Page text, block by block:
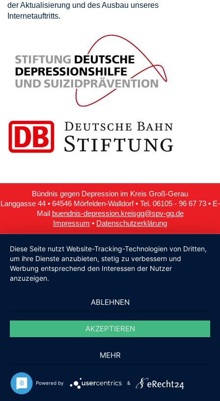
der Aktualisierung und des Ausbau unseres
Internetauftritts.
Bündnis gegen Depression im Kreis Groß-Gerau
Langgasse 44 • 64546 Mörfelden-Walldorf • Tel. 06105 - 96 67 73 • E-
Mail buendnis-depression.kreisgg@spv-gg.de
Impressum • Datenschutzerklärung
Diese Seite nutzt Website-Tracking-Technologien von Dritten,
um ihre Dienste anzubieten, stetig zu verbessern und
Werbung entsprechend den Interessen der Nutzer
anzuzeigen.
ABLEHNEN
AKZEPTIEREN
MEHR
Powered by &